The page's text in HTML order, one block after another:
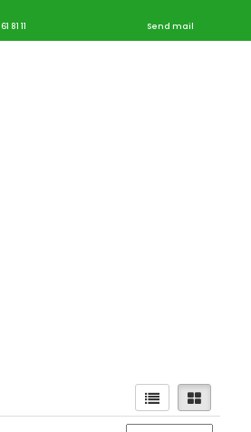
81 11 Send mail